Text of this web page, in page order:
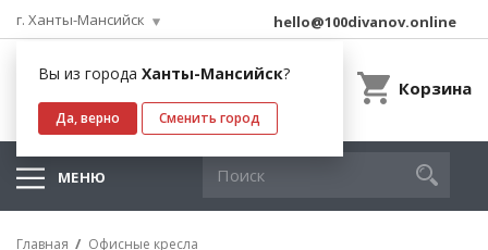
г. Ханты-Мансийск
Вы из города Ханты-Мансийск?
Да, верно Сменить город
hello@100divanov.online
Корзина
МЕНЮ
Главная Офисные кресла